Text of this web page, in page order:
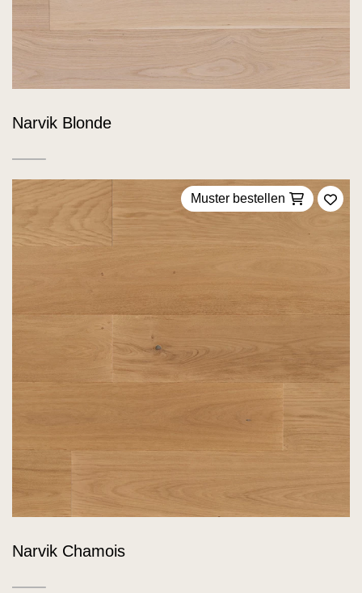
Narvik Blonde
Muster bestellen
Zu
Narvik Chamois